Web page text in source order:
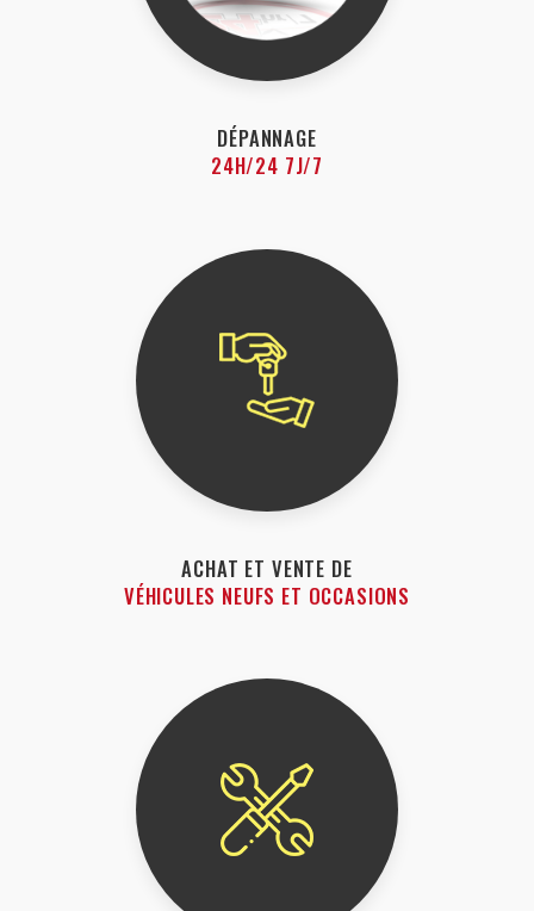
DÉPANNAGE
24H/24 7J/7
ACHAT ET VENTE DE
VÉHICULES NEUFS ET OCCASIONS